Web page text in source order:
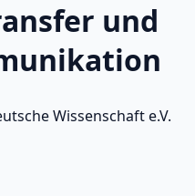
und
Wissenschaft e.V.